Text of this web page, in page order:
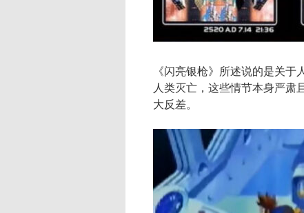
《闪亮银枪》所述说的是关
人类灭亡，这些情节本身严肃
大反差。